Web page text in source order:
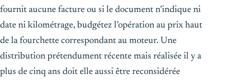
fournit aucune facture ou si le document n’indique ni
date ni kilométrage, budgétez l’opération au prix haut
de la fourchette correspondant au moteur. Une
distribution prétendument récente mais réalisée il y a
plus de cinq ans doit elle aussi être reconsidérée